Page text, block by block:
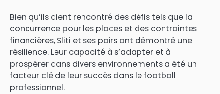
Bien qu’ils aient rencontré des défis tels que la
concurrence pour les places et des contraintes
financières, Sliti et ses pairs ont démontré une
résilience. Leur capacité à s’adapter et à
prospérer dans divers environnements a été un
facteur clé de leur succès dans le football
professionnel.